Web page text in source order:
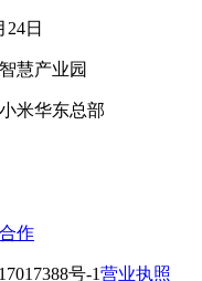
24日
慧产业园
米华东总部
作
号-1营业执照